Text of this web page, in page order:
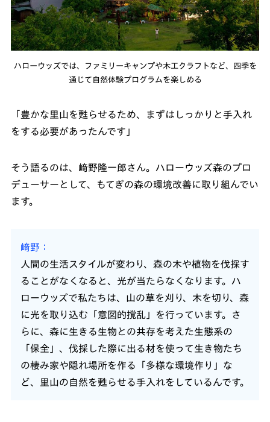
ハローウッズでは、ファミリーキャンプや木工クラフトなど、四季を
通じて自然体験プログラムを楽しめる
「豊かな里山を甦らせるため、まずはしっかりと手入れ
をする必要があったんです」
そう語るのは、﨑野隆一郎さん。ハローウッズ森のプロ
デューサーとして、もてぎの森の環境改善に取り組んでい
ます。
﨑野
人間の生活スタイルが変わり、森の木や植物を伐採す
ることがなくなると、光が当たらなくなります。ハ
ローウッズで私たちは、山の草を刈り、木を切り、森
に光を取り込む「意図的撹乱」を行っています。さ
らに、森に生きる生物との共存を考えた生態系の
「保全」、伐採した際に出る材を使って生き物たち
の棲み家や隠れ場所を作る「多様な環境作り」な
ど、里山の自然を甦らせる手入れをしているんです。